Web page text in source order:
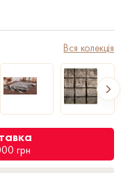
Вся колекція
грн